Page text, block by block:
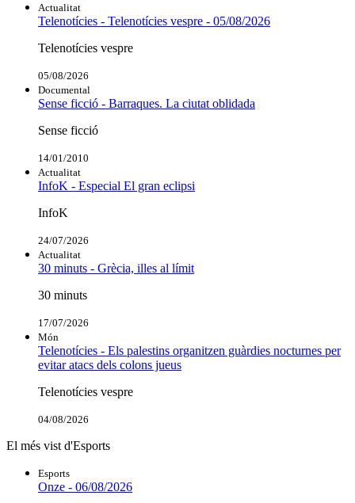
Actualitat
Telenotícies - Telenotícies vespre - 05/08/2026
Telenotícies vespre
05/08/2026
Documental
Sense ficció - Barraques. La ciutat oblidada
Sense ficció
14/01/2010
Actualitat
InfoK - Especial El gran eclipsi
InfoK
24/07/2026
Actualitat
30 minuts - Grècia, illes al límit
30 minuts
17/07/2026
Món
Telenotícies - Els palestins organitzen guàrdies nocturnes per
evitar atacs dels colons jueus
Telenotícies vespre
04/08/2026
El més vist d'Esports
Esports
Onze - 06/08/2026